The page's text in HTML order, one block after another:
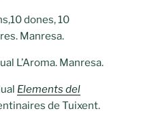
dones, 10
Manresa.
L’Aroma. Manresa.
Elements del
de Tuixent.